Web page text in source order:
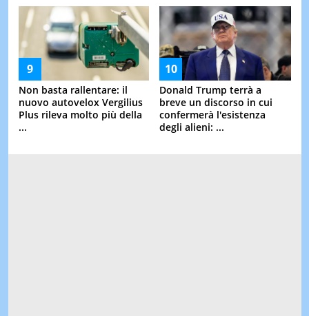
Non basta rallentare: il
nuovo autovelox Vergilius
Plus rileva molto più della
...
Donald Trump terrà a
breve un discorso in cui
confermerà l'esistenza
degli alieni: ...